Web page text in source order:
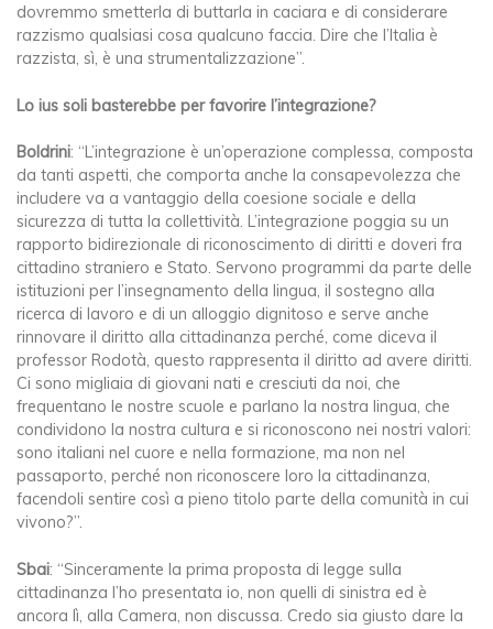
dovremmo smetterla di buttarla in caciara e di considerare
razzismo qualsiasi cosa qualcuno faccia. Dire che l’Italia è
razzista, sì, è una strumentalizzazione”.
Lo ius soli basterebbe per favorire l’integrazione?
Boldrini: “L’integrazione è un’operazione complessa, composta
da tanti aspetti, che comporta anche la consapevolezza che
includere va a vantaggio della coesione sociale e della
sicurezza di tutta la collettività. L’integrazione poggia su un
rapporto bidirezionale di riconoscimento di diritti e doveri fra
cittadino straniero e Stato. Servono programmi da parte delle
istituzioni per l’insegnamento della lingua, il sostegno alla
ricerca di lavoro e di un alloggio dignitoso e serve anche
rinnovare il diritto alla cittadinanza perché, come diceva il
professor Rodotà, questo rappresenta il diritto ad avere diritti.
Ci sono migliaia di giovani nati e cresciuti da noi, che
frequentano le nostre scuole e parlano la nostra lingua, che
condividono la nostra cultura e si riconoscono nei nostri valori:
sono italiani nel cuore e nella formazione, ma non nel
passaporto, perché non riconoscere loro la cittadinanza,
facendoli sentire così a pieno titolo parte della comunità in cui
vivono?”.
Sbai: “Sinceramente la prima proposta di legge sulla
cittadinanza l’ho presentata io, non quelli di sinistra ed è
ancora lì, alla Camera, non discussa. Credo sia giusto dare la